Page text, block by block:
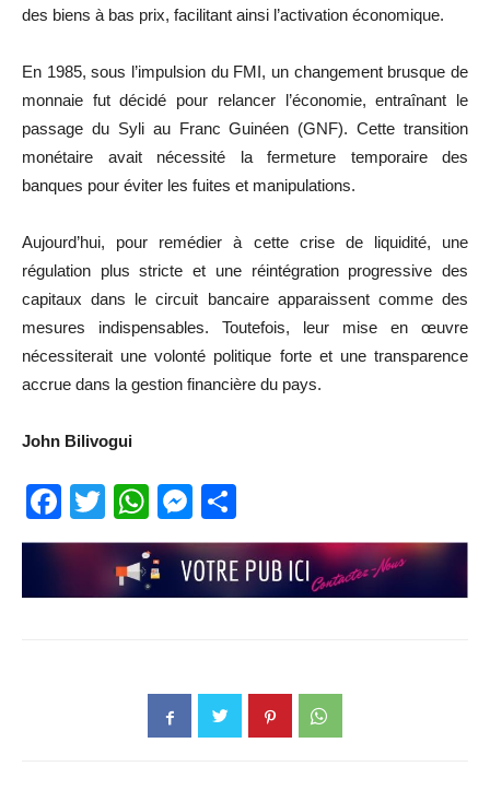
des biens à bas prix, facilitant ainsi l’activation économique.
En 1985, sous l’impulsion du FMI, un changement brusque de
monnaie fut décidé pour relancer l’économie, entraînant le
passage du Syli au Franc Guinéen (GNF). Cette transition
monétaire avait nécessité la fermeture temporaire des
banques pour éviter les fuites et manipulations.
Aujourd’hui, pour remédier à cette crise de liquidité, une
régulation plus stricte et une réintégration progressive des
capitaux dans le circuit bancaire apparaissent comme des
mesures indispensables. Toutefois, leur mise en œuvre
nécessiterait une volonté politique forte et une transparence
accrue dans la gestion financière du pays.
John Bilivogui
Facebook
TwitterWhatsApp
Messenger